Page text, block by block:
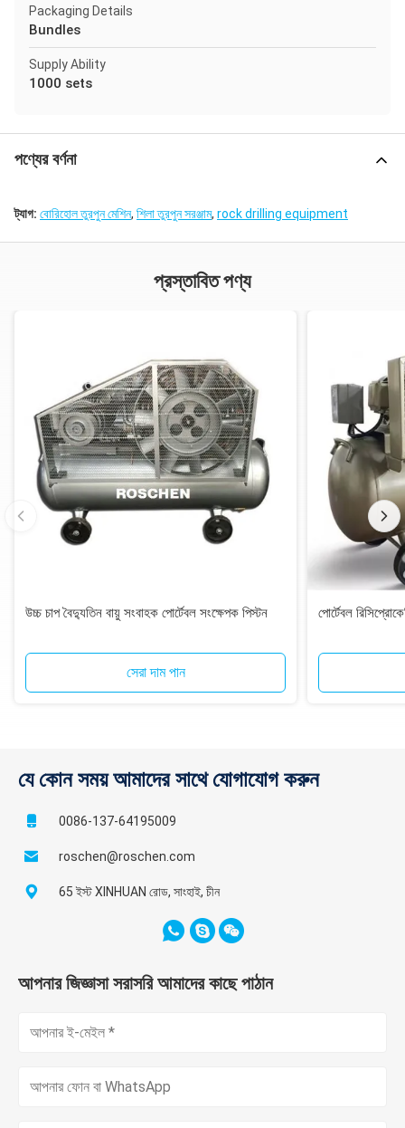
Packaging Details
Bundles
Supply Ability
1000 sets
পণ্যের বর্ণনা
ট্যাগ: বোরিহোল তুরপুন মেশিন, শিলা তুরপুন সরঞ্জাম, rock drilling equipment
প্রস্তাবিত পণ্য
উচ্চ চাপ বৈদ্যুতিন বায়ু সংবাহক পোর্টেবল সংক্ষেপক পিস্টন
সেরা দাম পান
পোর্টেবল
যে কোন সময় আমাদের সাথে যোগাযোগ করুন
0086-137-64195009
roschen@roschen.com
65 ইস্ট XINHUAN রোড, সাংহাই, চীন
আপনার জিজ্ঞাসা সরাসরি আমাদের কাছে পাঠান